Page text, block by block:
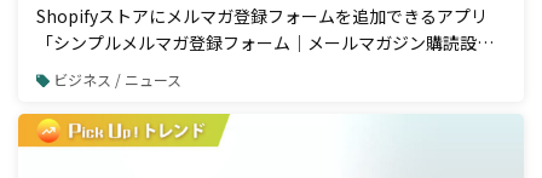
Shopifyストアにメルマガ登録フォームを追加できるアプリ
「シンプルメルマガ登録フォーム｜メールマガジン購読設
定」をリリース
ビジネス / ニュース